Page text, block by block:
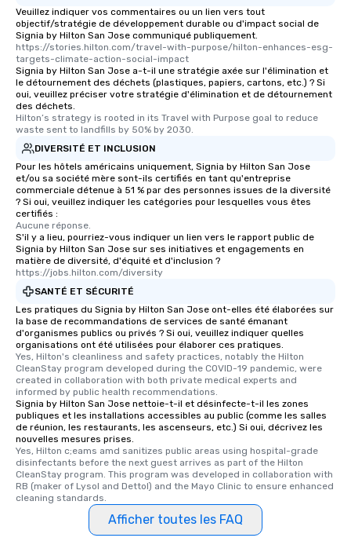
Veuillez indiquer vos commentaires ou un lien vers tout
objectif/stratégie de développement durable ou d'impact social de
Signia by Hilton San Jose communiqué publiquement.
https://stories.hilton.com/travel-with-purpose/hilton-enhances-esg-
targets-climate-action-social-impact
Signia by Hilton San Jose a-t-il une stratégie axée sur l'élimination et
le détournement des déchets (plastiques, papiers, cartons, etc.) ? Si
oui, veuillez préciser votre stratégie d'élimination et de détournement
des déchets.
Hilton’s strategy is rooted in its Travel with Purpose goal to reduce
waste sent to landfills by 50% by 2030.
DIVERSITÉ ET INCLUSION
Pour les hôtels américains uniquement, Signia by Hilton San Jose
et/ou sa société mère sont-ils certifiés en tant qu'entreprise
commerciale détenue à 51 % par des personnes issues de la diversité
? Si oui, veuillez indiquer les catégories pour lesquelles vous êtes
certifiés :
Aucune réponse.
S'il y a lieu, pourriez-vous indiquer un lien vers le rapport public de
Signia by Hilton San Jose sur ses initiatives et engagements en
matière de diversité, d'équité et d'inclusion ?
https://jobs.hilton.com/diversity
SANTÉ ET SÉCURITÉ
Les pratiques du Signia by Hilton San Jose ont-elles été élaborées sur
la base de recommandations de services de santé émanant
d'organismes publics ou privés ? Si oui, veuillez indiquer quelles
organisations ont été utilisées pour élaborer ces pratiques.
Yes, Hilton's cleanliness and safety practices, notably the Hilton
CleanStay program developed during the COVID-19 pandemic, were
created in collaboration with both private medical experts and
informed by public health recommendations.
Signia by Hilton San Jose nettoie-t-il et désinfecte-t-il les zones
publiques et les installations accessibles au public (comme les salles
de réunion, les restaurants, les ascenseurs, etc.) Si oui, décrivez les
nouvelles mesures prises.
Yes, Hilton c;eams amd sanitizes public areas using hospital-grade
disinfectants before the next guest arrives as part of the Hilton
CleanStay program. This program was developed in collaboration with
RB (maker of Lysol and Dettol) and the Mayo Clinic to ensure enhanced
cleaning standards.
Afficher toutes les FAQ